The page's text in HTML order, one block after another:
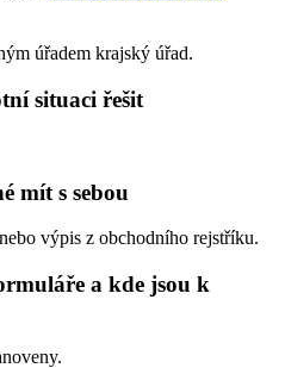
úřadem krajský úřad.
situaci řešit
mít s sebou
výpis z obchodního rejstříku.
a kde jsou k